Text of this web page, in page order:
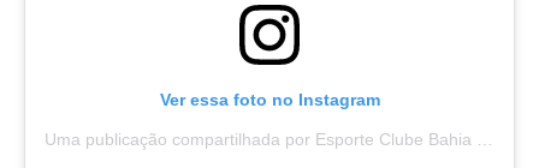
Ver essa foto no Instagram